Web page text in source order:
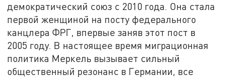
демократический союз с 2010 года. Она стала
первой женщиной на посту федерального
канцлера ФРГ, впервые заняв этот пост в
2005 году. В настоящее время миграционная
политика Меркель вызывает сильный
общественный резонанс в Германии, все